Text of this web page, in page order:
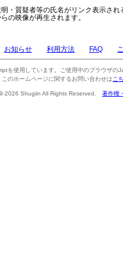
明・質疑者等の氏名がリンク表示さ
の映像が再生されます。
お知らせ 利用方法 FAQ
を使用しています。ご使用中のブラウザの
このホームページに関するお問い合わせは こ
2026 Shugiin All Rights Reserved. 著作権